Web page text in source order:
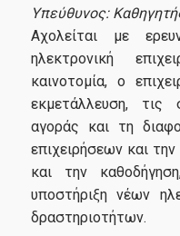
Υπεύθυνος:
Αχολείται με
ηλεκτρονική
καινοτομία, ο
εκμετάλλευση, τις
αγοράς και τη
επιχειρήσεων και
και την
υποστήριξη νέων
δραστηριοτήτων.